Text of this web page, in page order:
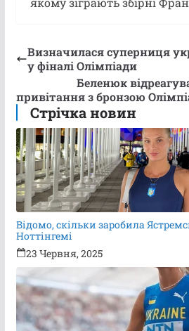
Визначилася суперниця
у фіналі Олімпіади
Беленюк
привітання з бронзою
Стрічка новин
Відомо, скільки заробила
Ноттінгемі
23 Червня, 2025